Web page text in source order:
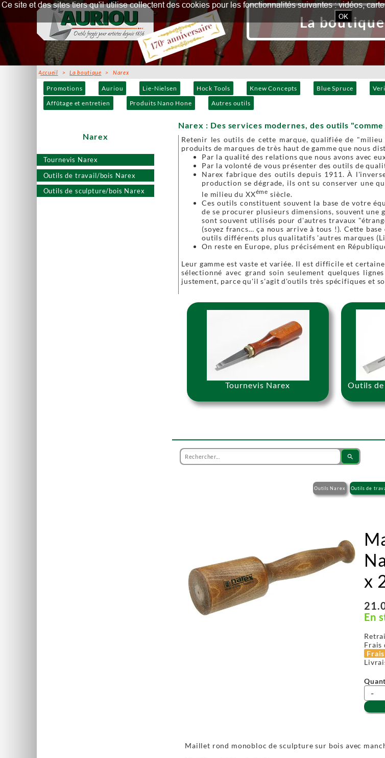
Promotions Auriou Lie-Nielsen Hock Tools Knew Concepts Blue Spruce
Affûtage et entretien
Produits Nano Hone Autres outils
Tournevis Narex
Outils de travail/bois Narex
Outils de sculpture/bois Narex
La boutique
Accueil >La boutique > Narex
Narex : Des services modernes, des outils
Retenir les outils de cette marque, qualifiée de
produits de marques de très haut de gamme que nous
Par la qualité des relations que nous avons avec
Par la volonté de vous présenter des outils de
Narex fabrique des outils depuis 1911. À
production se dégrade, ils ont su conserver une
le milieu du XXéme siècle.
Ces outils constituent souvent la base de votre
de se procurer plusieurs dimensions, souvent
sont souvent utilisés pour d'autres travaux
(soyez francs… ça nous arrive à tous !). Cette
outils différents plus qualitatifs 'autres marques
On reste en Europe, plus précisément en
Leur gamme est vaste et variée. Il est difficile et
sélectionné avec grand soin seulement quelques
justement, parce qu'il s'agit d'outils très spécifiques et
Narex
Outils
Tournevis Narex
search
Outils Narex Outils de
x
En
Frais
-
Maillet rond monobloc de sculpture sur bois avec
Ce site et des sites tiers qu'il utilise collectent des cookies pour les fonctionnalités suivantes : vidéos,
OK